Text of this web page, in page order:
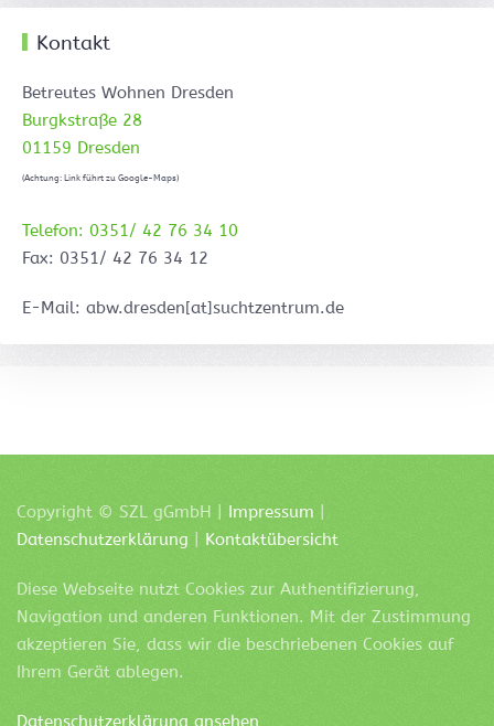
Kontakt
Betreutes Wohnen Dresden
Burgkstraße 28
01159 Dresden
(Achtung: Link führt zu Google-Maps)
Telefon: 0351/ 42 76 34 10
Fax: 0351/ 42 76 34 12
E-Mail: abw.dresden[at]suchtzentrum.de
Copyright © SZL gGmbH | Impressum
Datenschutzerklärung
Kontaktübersicht
Diese Webseite nutzt Cookies zur Authentifizierung,
Navigation und anderen Funktionen. Mit der Zustimmung
akzeptieren Sie, dass wir die beschriebenen Cookies auf
Ihrem Gerät ablegen.
Datenschutzerklärung ansehen